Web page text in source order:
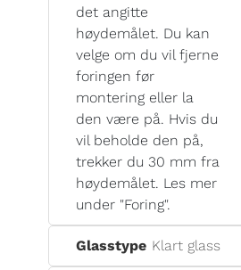
det angitte
høydemålet. Du kan
velge om du vil fjerne
foringen før
montering eller la
den være på. Hvis du
vil beholde den på,
trekker du 30 mm fra
høydemålet. Les mer
under "Foring".
Glasstype Klart glass